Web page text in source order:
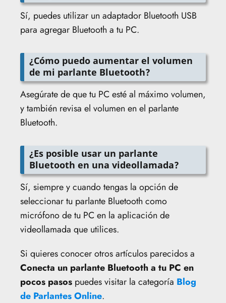
Sí, puedes utilizar un adaptador Bluetooth USB
para agregar Bluetooth a tu PC.
¿Cómo puedo aumentar el volumen
de mi parlante Bluetooth?
Asegúrate de que tu PC esté al máximo volumen,
y también revisa el volumen en el parlante
Bluetooth.
¿Es posible usar un parlante
Bluetooth en una videollamada?
Sí, siempre y cuando tengas la opción de
seleccionar tu parlante Bluetooth como
micrófono de tu PC en la aplicación de
videollamada que utilices.
Si quieres conocer otros artículos parecidos a
Conecta un parlante Bluetooth a tu PC en
pocos pasos puedes visitar la categoría Blog
de Parlantes Online.